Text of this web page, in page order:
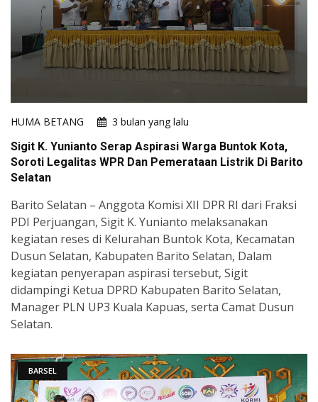
HUMA BETANG
3 bulan yang lalu
Sigit K. Yunianto Serap Aspirasi Warga Buntok Kota,
Soroti Legalitas WPR Dan Pemerataan Listrik Di Barito
Selatan
Barito Selatan – Anggota Komisi XII DPR RI dari Fraksi
PDI Perjuangan, Sigit K. Yunianto melaksanakan
kegiatan reses di Kelurahan Buntok Kota, Kecamatan
Dusun Selatan, Kabupaten Barito Selatan, Dalam
kegiatan penyerapan aspirasi tersebut, Sigit
didampingi Ketua DPRD Kabupaten Barito Selatan,
Manager PLN UP3 Kuala Kapuas, serta Camat Dusun
Selatan.
BARSEL